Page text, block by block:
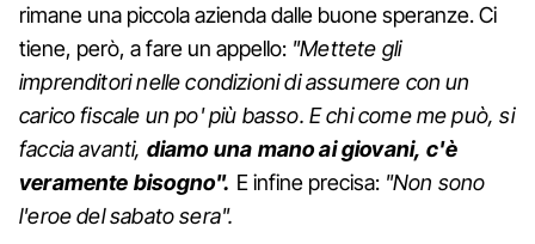
rimane una piccola azienda dalle buone speranze. Ci
tiene, però, a fare un appello: "Mettete gli
imprenditori nelle condizioni di assumere con un
carico fiscale un po' più basso. E chi come me può, si
faccia avanti, diamo una mano ai giovani, c'è
veramente bisogno". E infine precisa: "Non sono
l'eroe del sabato sera".